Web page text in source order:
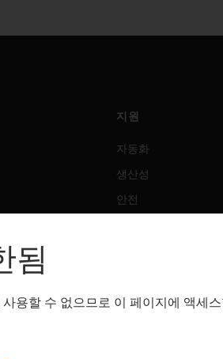
지원
자동화
생산성
안전
자동화
됨
용할 수 없으므로 이 페이지에 액세